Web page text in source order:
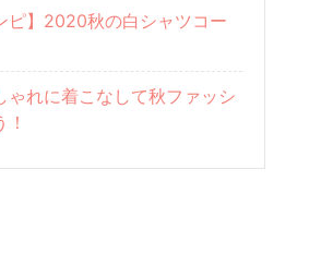
ピ】2020秋の白シャツコー
ゃれに着こなして秋ファッシ